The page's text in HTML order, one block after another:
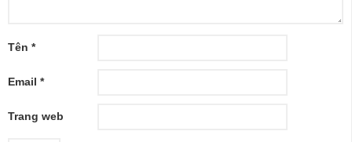
Tên *
Email *
Trang web